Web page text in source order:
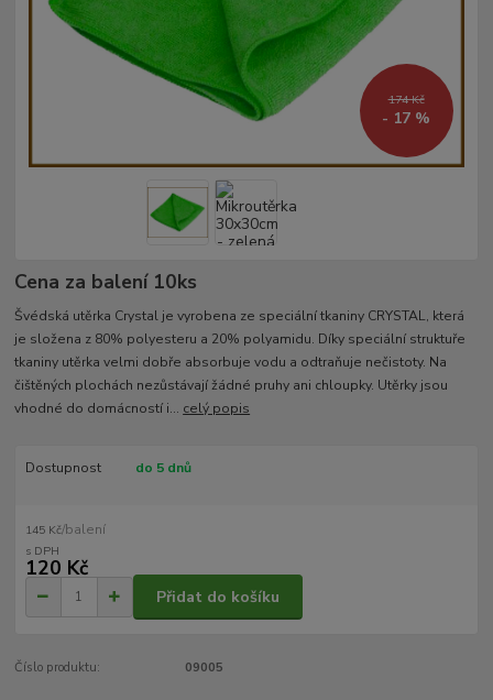
174 Kč
- 17 %
Cena za balení 10ks
Švédská utěrka Crystal je vyrobena ze speciální tkaniny CRYSTAL, která
je složena z 80% polyesteru a 20% polyamidu. Díky speciální struktuře
tkaniny utěrka velmi dobře absorbuje vodu a odtraňuje nečistoty. Na
čištěných plochách nezůstávají žádné pruhy ani chloupky. Utěrky jsou
vhodné do domácností i... celý popis
Dostupnost do 5 dnů
145 Kč/balení
120 Kč
Přidat do košíku
Číslo produktu: 09005